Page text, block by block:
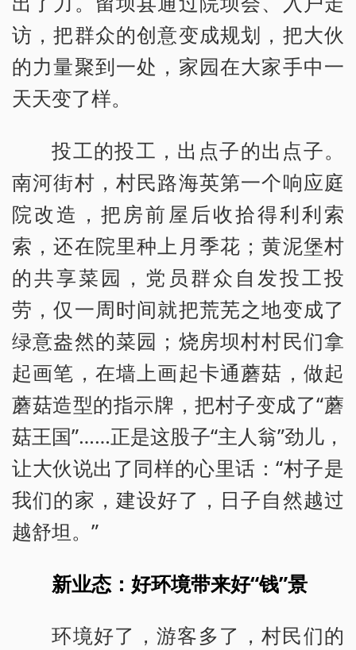
访，把群众的创意变成规划，把大伙
的力量聚到一处，家园在大家手中一
天天变了样。
投工的投工，出点子的出点子。
南河街村，村民路海英第一个响应庭
院改造，把房前屋后收拾得利利索
索，还在院里种上月季花；黄泥堡村
的共享菜园，党员群众自发投工投
劳，仅一周时间就把荒芜之地变成了
绿意盎然的菜园；烧房坝村村民们拿
起画笔，在墙上画起卡通蘑菇，做起
蘑菇造型的指示牌，把村子变成了“蘑
菇王国”……正是这股子“主人翁”劲儿，
让大伙说出了同样的心里话：“村子是
我们的家，建设好了，日子自然越过
越舒坦。”
新业态：好环境带来好“钱”景
环境好了，游客多了，村民们的